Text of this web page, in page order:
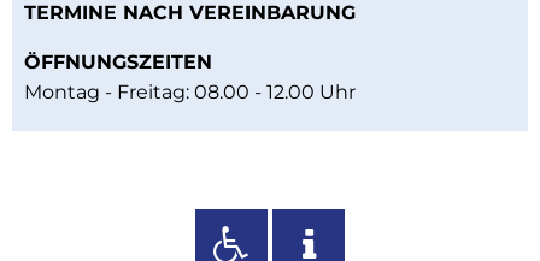
TERMINE NACH VEREINBARUNG
ÖFFNUNGSZEITEN
Montag - Freitag: 08.00 - 12.00 Uhr